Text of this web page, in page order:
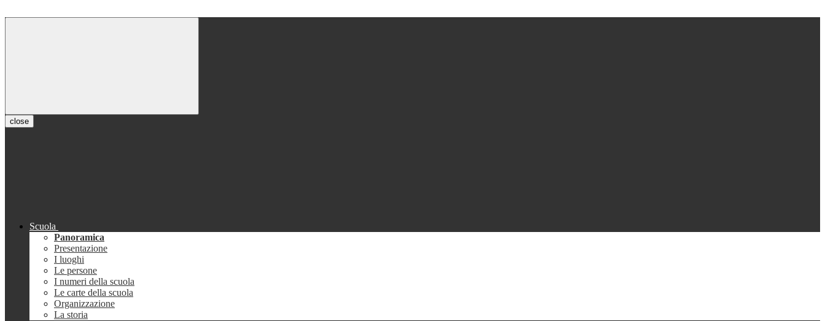
close
Scuola
Panoramica
Presentazione
I luoghi
Le persone
I numeri della scuola
Le carte della scuola
Organizzazione
La storia